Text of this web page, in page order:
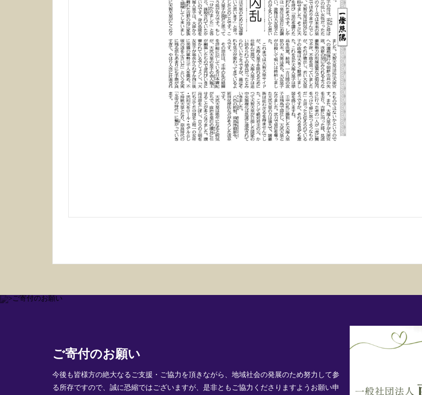
ご寄付のお願い
今後も皆様方の絶大なるご支援・ご協力を頂きながら、地域社会の発展のため努力して参
る所存ですので、誠に恐縮ではございますが、是非ともご協力くださりますようお願い申